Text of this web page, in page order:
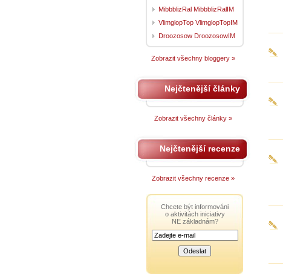
MibbblizRal MibbblizRalIM
VlimglopTop VlimglopTopIM
Droozosow DroozosowIM
Zobrazit všechny bloggery »
Nejčtenější články
Zobrazit všechny články »
Nejčtenější recenze
Zobrazit všechny recenze »
Chcete být informováni
o aktivitách iniciativy
NE základnám?